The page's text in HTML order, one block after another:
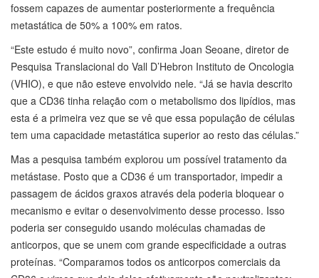
fossem capazes de aumentar posteriormente a frequência
metastática de 50% a 100% em ratos.
“Este estudo é muito novo”, confirma Joan Seoane, diretor de
Pesquisa Translacional do Vall D’Hebron Instituto de Oncologia
(VHIO), e que não esteve envolvido nele. “Já se havia descrito
que a CD36 tinha relação com o metabolismo dos lipídios, mas
esta é a primeira vez que se vê que essa população de células
tem uma capacidade metastática superior ao resto das células.”
Mas a pesquisa também explorou um possível tratamento da
metástase. Posto que a CD36 é um transportador, impedir a
passagem de ácidos graxos através dela poderia bloquear o
mecanismo e evitar o desenvolvimento desse processo. Isso
poderia ser conseguido usando moléculas chamadas de
anticorpos, que se unem com grande especificidade a outras
proteínas. “Comparamos todos os anticorpos comerciais da